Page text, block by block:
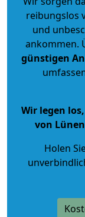
reibungslos
und
ankommen.
günstigen
Wir legen
von
Holen